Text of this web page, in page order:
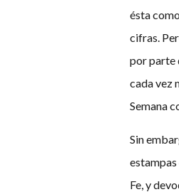
ésta
cifras.
por parte
cada vez
Semana
Sin
estampas
Fe, y